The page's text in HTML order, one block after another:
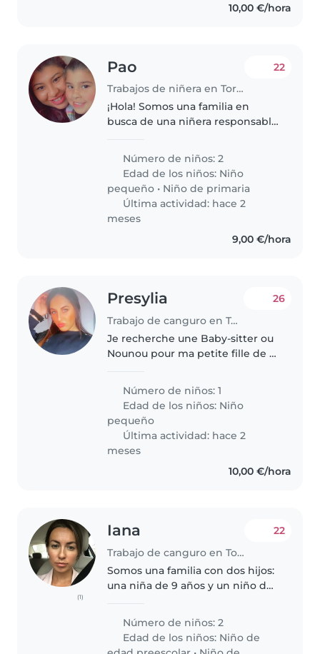
10,00 €/hora
Pao
Trabajos de niñera en Torrevieja
22
¡Hola! Somos una familia en
busca de una niñera responsable
dos hijos, un niño en edad
preescolar y una niña en edad
escolar. Nuestros pequeños son..
Número de niños: 2
Edad de los niños: Niño
pequeño • Niño de primaria
Última actividad: hace 2
meses
9,00 €/hora
Presylia
Trabajo de canguro en Torrevieja
26
Je recherche une Baby-sitter ou
Nounou pour ma petite fille de 2
calme. Nous préférons que la
garde ait lieu à notre domicile. Si
vous êtes une..
Número de niños: 1
Edad de los niños: Niño
pequeño
Última actividad: hace 2
meses
10,00 €/hora
(1)
Iana
Trabajo de canguro en Torrevieja
22
Somos una familia con dos hijos:
una niña de 9 años y un niño de
babysitter principalmente para
nuestro hijo pequeño. Nuestra
hija mayor es bastante..
Número de niños: 2
Edad de los niños: Niño de